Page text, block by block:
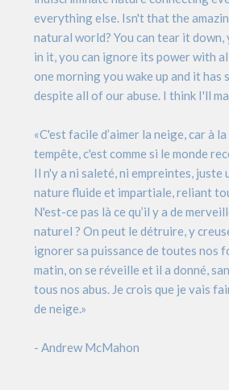
everything else. Isn't that the
natural world? You can tear it down,
in it, you can ignore its power with
one morning you wake up and it has
despite all of our abuse. I think I'll
«C'est facile d’aimer la neige, car à
tempête, c'est comme si le monde
Il n'y a ni saleté, ni empreintes, juste
nature fluide et impartiale, reliant
N'est-ce pas là ce qu’il y a de
naturel ? On peut le détruire, y
ignorer sa puissance de toutes nos
matin, on se réveille et il a donné,
tous nos abus. Je crois que je vais
de neige.»
- Andrew McMahon